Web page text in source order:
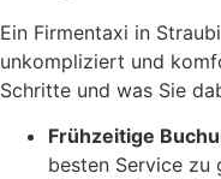
Ein Firmentaxi in
unkompliziert und
Schritte und was Sie
Frühzeitige
besten Service zu